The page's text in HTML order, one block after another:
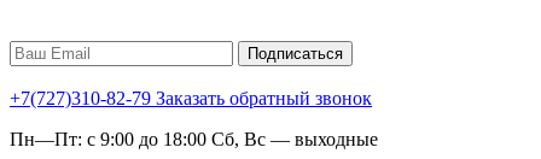
Подписаться
+7(727)310-82-79 Заказать обратный звонок
Пн—Пт: с 9:00 до 18:00 Сб, Вс — выходные